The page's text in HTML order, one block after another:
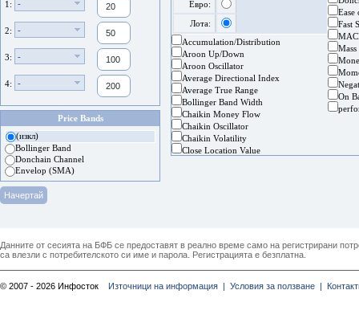
1:
-
2: -
3: -
4: -
Price Bands
(изкл)
Bollinger Band
Donchain Channel
Envelop (SMA)
Евро:
Лота:
Accumulation/Distribution
Aroon Up/Down
Aroon Oscillator
Average Directional Index
Average True Range
Bollinger Band Width
Chaikin Money Flow
Chaikin Oscillator
Chaikin Volatility
Close Location Value
Ease
Fast
On
Данните от сесията на БФБ се предоставят в реално време само на регистрирани
са влезли с потребителското си име и парола. Регистрацията е безплатна.
© 2007 - 2026 Инфосток Източници на информация | Условия за ползване |